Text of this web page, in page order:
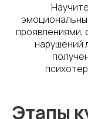
проявлениями,
нарушений
Этапы